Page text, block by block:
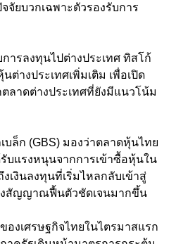
ยบวกเฉพาะตัวรองรับการ
ารลงทุนไปต่างประเทศ ทิสโก้
ต่างประเทศเพิ่มเติม เพื่อเปิด
ลาดต่างประเทศที่ยังมีแนวโน้ม
ล็ก (GBS) มองว่าตลาดหุ้นไทย
บแรงหนุนจากการเข้าซื้อหุ้นใน
เงินลงทุนที่เริ่มไหลกลับเข้าสู่
งสัญญาณฟื้นตัวชัดเจนมากขึ้น
องเศรษฐกิจไทยในไตรมาสแรก